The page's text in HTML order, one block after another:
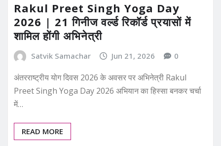
Rakul Preet Singh Yoga Day
2026 | 21 गिनीज वर्ल्ड रिकॉर्ड प्रयासों में
शामिल होंगी अभिनेत्री
Satvik Samachar Jun 21, 2026 0
अंतरराष्ट्रीय योग दिवस 2026 के अवसर पर अभिनेत्री Rakul
Preet Singh Yoga Day 2026 अभियान का हिस्सा बनकर चर्चा
में…
READ MORE